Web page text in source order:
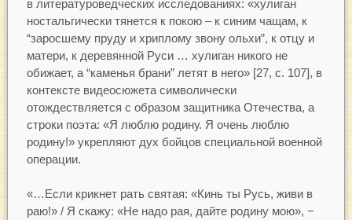
в литературоведческих исследованиях: «хулиган
ностальгически тянется к покою – к синим чащам, к
“заросшему пруду и хриплому звону ольхи”, к отцу и
матери, к деревянной Руси … хулиган никого не
обижает, а “каменья брани” летят в него» [27, с. 107], в
контексте видеосюжета символически
отождествляется с образом защитника Отечества, а
строки поэта: «Я люблю родину. Я очень люблю
родину!» укрепляют дух бойцов специальной военной
операции.
«…Если крикнет рать святая: «Кинь ты Русь, живи в
раю!» / Я скажу: «Не надо рая, дайте родину мою», −